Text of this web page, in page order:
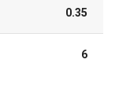
0.35
6